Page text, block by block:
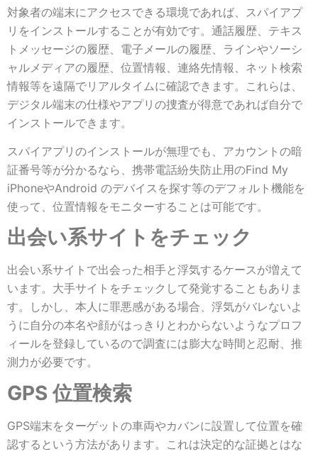
対象者の端末にアクセスできる環境であれば、スパイアプ
リをインストールすることが有効です。通話履歴、テキス
トメッセージの履歴、電子メールの履歴、ラインやソーシ
ャルメディアの履歴、位置情報、連絡先情報、ネット検索
情報等を遠隔でリアルタイムに確認できます。これらは、
デジタル端末の仕様やアプリの捜査が得意であれば自分で
インストールできます。
スパイアプリのインストールが無理でも、アカウントの暗
証番号等が分かるなら、携帯電話紛失防止用のFind My
iPhoneやAndroid のデバイスを探す等のデフォルト機能を
使って、位置情報をモニターすることは可能です。
出会い系サイトをチェック
出会い系サイトで出会った相手と浮気するケースが増えて
います。大手サイトをチェックして発覚することもありま
す。しかし、本人に罪悪感がある場合、浮気がバレないよ
うに自分の本名や顔がはっきりとわからないようなプロフ
ィールを登録しているので調査には膨大な時間と忍耐、推
測力が必要です。
GPS 位置検索
GPS端末をターゲットの車両やカバンに設置して位置を確
認するという方法があります。これは決定的な証拠とはな